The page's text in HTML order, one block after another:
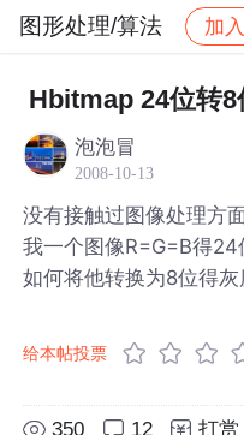
图形处理/算法 加入
社区 图形处理/算法
Hbitmap 24位转8
泡泡冒
2008-10-13
没有接触过图像处理方
我一个图像R=G=B得
如何将他转换为8位得灰
给本帖投票
350 12 打赏